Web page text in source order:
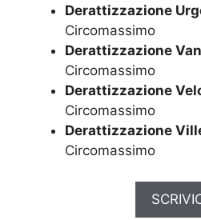
Derattizzazione
Circomassimo
Derattizzazione
Circomassimo
Derattizzazione
Circomassimo
Derattizzazione
Circomassimo